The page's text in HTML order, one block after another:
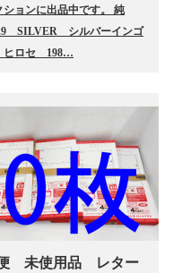
ションに出品中です。 純
SILVER シルバーインゴ
ロセ 198…
便 未使用品 レター